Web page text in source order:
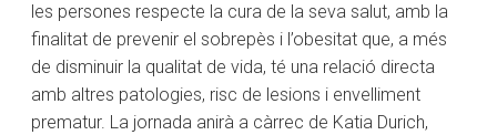
les persones respecte la cura de la seva salut, amb la
finalitat de prevenir el sobrepès i l’obesitat que, a més
de disminuir la qualitat de vida, té una relació directa
amb altres patologies, risc de lesions i envelliment
prematur. La jornada anirà a càrrec de Katia Durich,